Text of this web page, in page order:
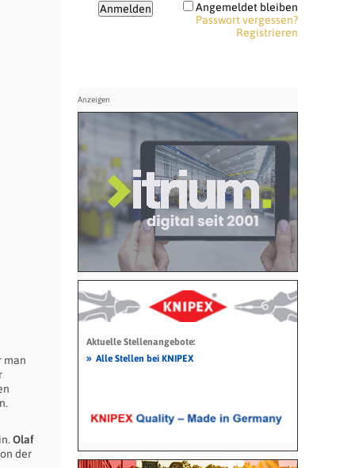
man
Olaf
der
Angemeldet bleiben
Passwort vergessen?
Registrieren
Aktuelle Stellenangebote:
» Alle Stellen bei KNIPEX